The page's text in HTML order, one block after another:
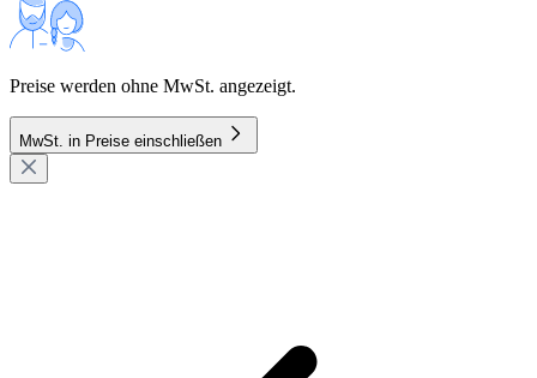
Preise werden ohne MwSt. angezeigt.
MwSt. in Preise einschließen